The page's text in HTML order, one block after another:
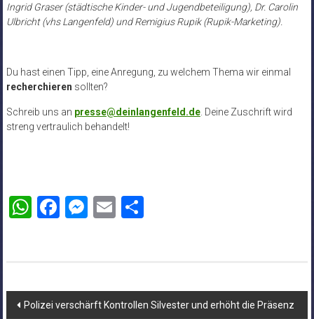
Ingrid Graser (städtische Kinder- und Jugendbeteiligung), Dr. Carolin
Ulbricht (vhs Langenfeld) und Remigius Rupik (Rupik-Marketing).
Du hast einen Tipp, eine Anregung, zu welchem Thema wir einmal
recherchieren sollten?
Schreib uns an presse@deinlangenfeld.de. Deine Zuschrift wird
streng vertraulich behandelt!
WhatsApp
Facebook
Messenger
EmailTeilen
Beitragsnavigation
Polizei verschärft Kontrollen Silvester und erhöht die Präsenz